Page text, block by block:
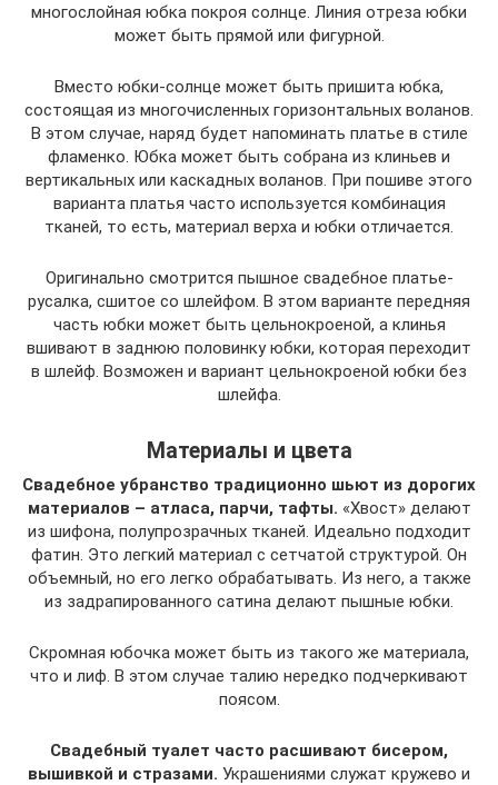
многослойная юбка покроя солнце. Линия отреза юбки
может быть прямой или фигурной.
Вместо юбки-солнце может быть пришита юбка,
состоящая из многочисленных горизонтальных воланов.
В этом случае, наряд будет напоминать платье в стиле
фламенко. Юбка может быть собрана из клиньев и
вертикальных или каскадных воланов. При пошиве этого
варианта платья часто используется комбинация
тканей, то есть, материал верха и юбки отличается.
Оригинально смотрится пышное свадебное платье-
русалка, сшитое со шлейфом. В этом варианте передняя
часть юбки может быть цельнокроеной, а клинья
вшивают в заднюю половинку юбки, которая переходит
в шлейф. Возможен и вариант цельнокроеной юбки без
шлейфа.
Материалы и цвета
Свадебное убранство традиционно шьют из дорогих
материалов – атласа, парчи, тафты. «Хвост» делают
из шифона, полупрозрачных тканей. Идеально подходит
фатин. Это легкий материал с сетчатой структурой. Он
объемный, но его легко обрабатывать. Из него, а также
из задрапированного сатина делают пышные юбки.
Скромная юбочка может быть из такого же материала,
что и лиф. В этом случае талию нередко подчеркивают
поясом.
Свадебный туалет часто расшивают бисером,
вышивкой и стразами. Украшениями служат кружево и